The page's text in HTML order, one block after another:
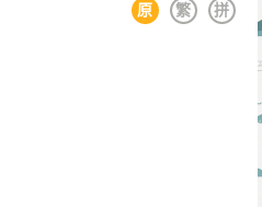
拼
繁
原